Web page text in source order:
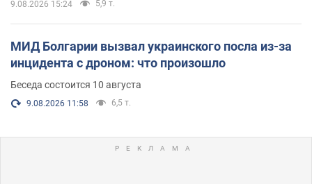
9.08.2026 15:24 5,9 т.
МИД Болгарии вызвал украинского посла из-за
инцидента с дроном: что произошло
Беседа состоится 10 августа
9.08.2026 11:58 6,5 т.